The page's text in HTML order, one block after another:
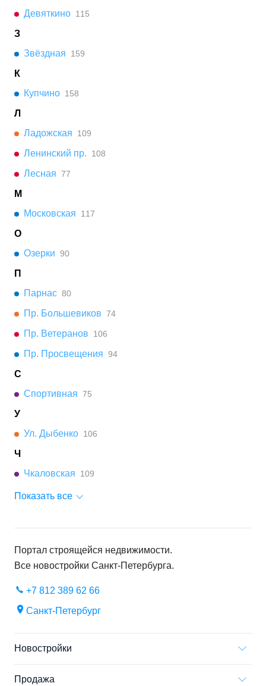
Девяткино 115
З
Звёздная
159
К
Купчино 158
Л
Ладожская
109
Ленинский пр. 108
Лесная 77
М
Московская
117
О
Озерки 90
П
Парнас 80
Пр. Большевиков 74
Пр. Ветеранов 106
Пр. Просвещения 94
С
Спортивная 75
У
Ул. Дыбенко 106
Ч
Чкаловская
109
Показать все
Портал строящейся недвижимости.
Все новостройки Санкт-Петербурга.
+7 812 389 62 66
Санкт-Петербург
Новостройки
Продажа